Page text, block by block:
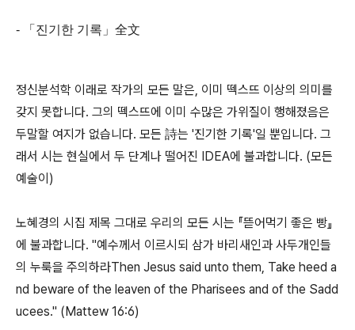
- 「진기한 기록」全文
정신분석학 이래로 작가의 모든 말은, 이미 떽스뜨 이상의 의미를
갖지 못합니다. 그의 떽스뜨에 이미 수많은 가위질이 행해졌음은
두말할 여지가 없습니다. 모든 詩는 '진기한 기록'일 뿐입니다. 그
래서 시는 현실에서 두 단계나 떨어진 IDEA에 불과합니다. (모든
예술이)
노혜경의 시집 제목 그대로 우리의 모든 시는 『뜯어먹기 좋은 빵』
에 불과합니다. "예수께서 이르시되 삼가 바리새인과 사두개인들
의 누룩을 주의하라Then Jesus said unto them, Take heed a
nd beware of the leaven of the Pharisees and of the Sadd
ucees." (Mattew 16:6)